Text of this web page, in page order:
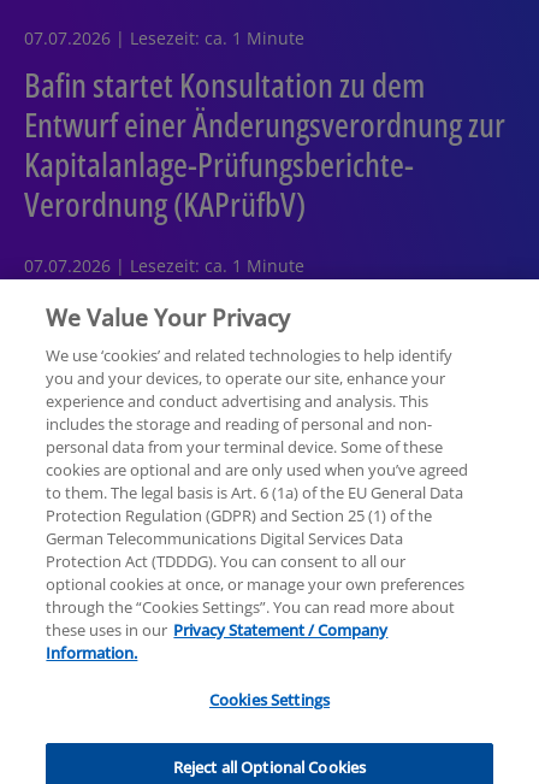
07.07.2026 | Lesezeit: ca. 1 Minute
Bafin startet Konsultation zu dem
Entwurf einer Änderungsverordnung zur
Kapitalanlage-Prüfungsberichte-
Verordnung (KAPrüfbV)
07.07.2026 | Lesezeit: ca. 1 Minute
Rechtliche Hinweise Datenschutzerklärung
Sitemap Hilfe Unternehmensangaben
© 2025 KPMG AG Wirtschaftsprüfungsgesellschaft,
eine Aktiengesellschaft nach deutschem Recht und
ein Mitglied der globalen KPMG-Organisation
unabhängiger Mitgliedsfirmen, die KPMG
International Limited, einer Private English Company
Limited by Guarantee, angeschlossen sind. Alle Rechte
We Value Your Privacy
We use ‘cookies’ and related technologies to help identify
you and your devices, to operate our site, enhance your
experience and conduct advertising and analysis. This
includes the storage and reading of personal and non-
personal data from your terminal device. Some of these
cookies are optional and are only used when you’ve agreed
to them. The legal basis is Art. 6 (1a) of the EU General Data
Protection Regulation (GDPR) and Section 25 (1) of the
German Telecommunications Digital Services Data
Protection Act (TDDDG). You can consent to all our
optional cookies at once, or manage your own preferences
through the “Cookies Settings”. You can read more about
these uses in our Privacy Statement / Company
Information.
Cookies Settings
Reject all Optional Cookies